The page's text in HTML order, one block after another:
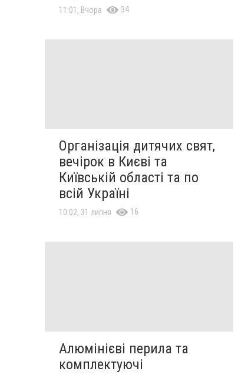
11:01, Вчора 34
Організація дитячих свят,
вечірок в Києві та
Київській області та по
всій Україні
10:02, 31 липня 16
Алюмінієві перила та
комплектуючі